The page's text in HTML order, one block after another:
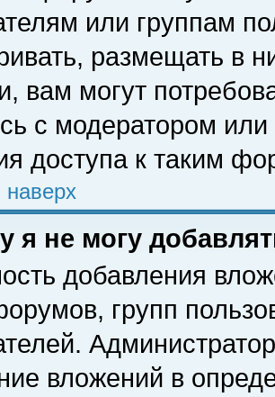
или группам
размещать в
вам могут
с модератором
доступа к таким
наверх
я не могу
добавления
групп
вложений в